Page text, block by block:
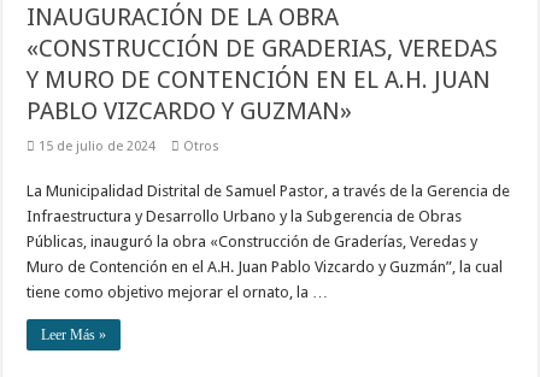
INAUGURACIÓN DE LA OBRA
«CONSTRUCCIÓN DE GRADERIAS, VEREDAS
Y MURO DE CONTENCIÓN EN EL A.H. JUAN
PABLO VIZCARDO Y GUZMAN»
15 de julio de 2024 Otros
La Municipalidad Distrital de Samuel Pastor, a través de la Gerencia de
Infraestructura y Desarrollo Urbano y la Subgerencia de Obras
Públicas, inauguró la obra «Construcción de Graderías, Veredas y
Muro de Contención en el A.H. Juan Pablo Vizcardo y Guzmán”, la cual
tiene como objetivo mejorar el ornato, la …
Leer Más »